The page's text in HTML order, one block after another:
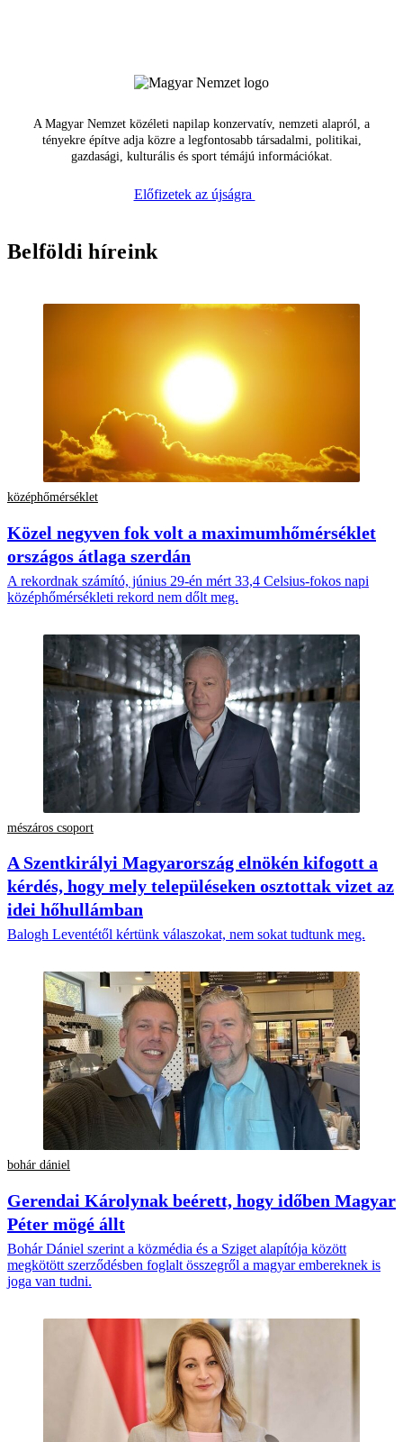
A Magyar Nemzet közéleti napilap konzervatív, nemzeti alapról, a
tényekre építve adja közre a legfontosabb társadalmi, politikai,
gazdasági, kulturális és sport témájú információkat.
Előfizetek az újságra
Belföldi híreink
középhőmérséklet
Közel negyven fok volt a maximumhőmérséklet
országos átlaga szerdán
A rekordnak számító, június 29-én mért 33,4 Celsius-fokos napi
középhőmérsékleti rekord nem dőlt meg.
mészáros csoport
A Szentkirályi Magyarország elnökén kifogott a
kérdés, hogy mely településeken osztottak vizet az
idei hőhullámban
Balogh Leventétől kértünk válaszokat, nem sokat tudtunk meg.
bohár dániel
Gerendai Károlynak beérett, hogy időben Magyar
Péter mögé állt
Bohár Dániel szerint a közmédia és a Sziget alapítója között
megkötött szerződésben foglalt összegről a magyar embereknek is
joga van tudni.